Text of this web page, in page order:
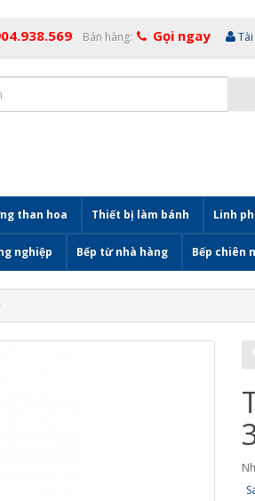
Bán hàng: Gọi ngay
than hoa Thiết bị làm bánh Linh
nghiệp Bếp từ nhà hàng Bếp chiên